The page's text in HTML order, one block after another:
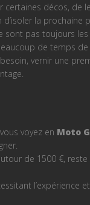
décos, de
la
sont pas toujours
de temps
vernir une
voyez en Moto
de 1500 €,
l’expérience